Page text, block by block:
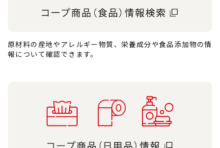
原材料の産地やアレルギー物質、栄養成分や食品添加物の情
報について確認できます。